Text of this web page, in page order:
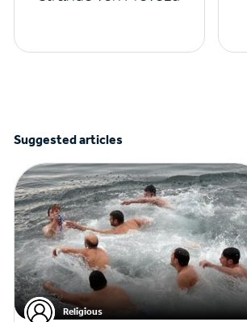
Suggested articles
Religious